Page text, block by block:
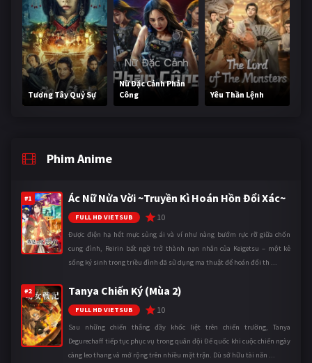
Tương Tây Quỷ Sự
Nữ Đặc Cảnh Phản
Công
Yêu Thần Lệnh
Phim Anime
#1 Ác Nữ Nửa Vời ~Truyền Kì Hoán Hồn Đổi Xác~
FULL HD VIETSUB 10
Được điện hạ hết mực sủng ái và ví như nàng bướm rực rỡ giữa chốn
cung đình, Reirin bất ngờ trở thành nạn nhân của Keigetsu – một kẻ
sống ký sinh trong triều đình đã sử dụng ma thuật để hoán đổi th ...
#2 Tanya Chiến Ký (Mùa 2)
FULL HD VIETSUB 10
Sau những chiến thắng đầy khốc liệt trên chiến trường, Tanya
Degurechaff tiếp tục phục vụ trong quân đội Đế quốc khi cuộc chiến ngày
càng leo thang và mở rộng trên nhiều mặt trận. Dù sở hữu tài năn ...